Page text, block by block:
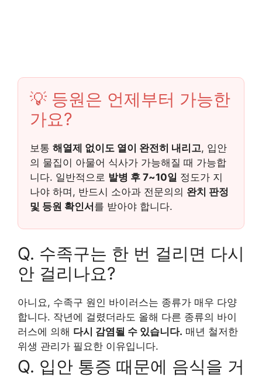
💡 등원은 언제부터 가능한
가요?
보통 해열제 없이도 열이 완전히 내리고, 입안
의 물집이 아물어 식사가 가능해질 때 가능합
니다. 일반적으로 발병 후 7~10일 정도가 지
나야 하며, 반드시 소아과 전문의의 완치 판정
및 등원 확인서를 받아야 합니다.
Q. 수족구는 한 번 걸리면 다시
안 걸리나요?
아니요, 수족구 원인 바이러스는 종류가 매우 다양
합니다. 작년에 걸렸더라도 올해 다른 종류의 바이
러스에 의해 다시 감염될 수 있습니다. 매년 철저한
위생 관리가 필요한 이유입니다.
Q. 입안 통증 때문에 음식을 거